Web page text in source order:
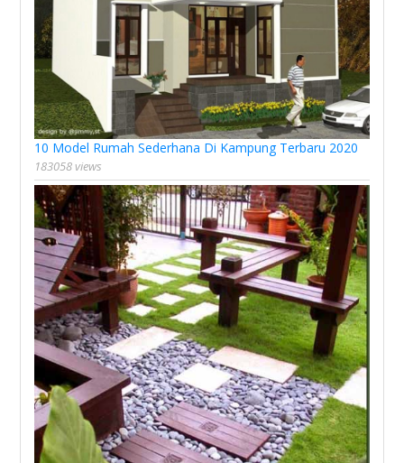
10 Model Rumah Sederhana Di Kampung Terbaru 2020
183058 views